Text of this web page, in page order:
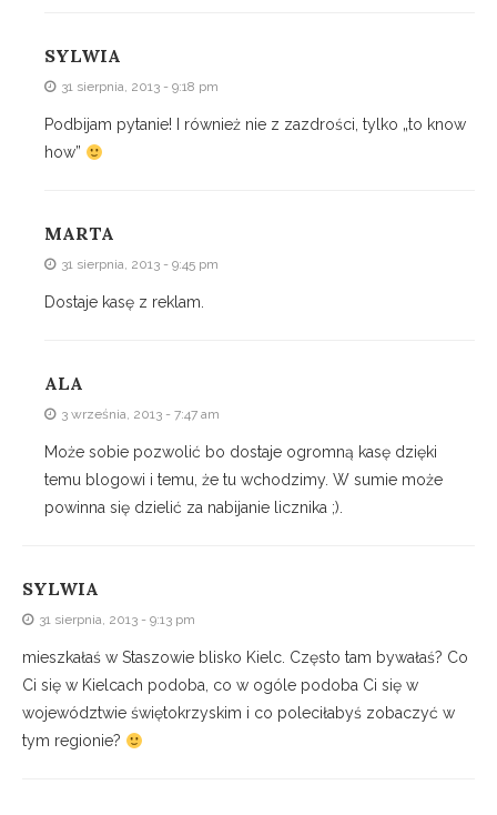
SYLWIA
31 sierpnia, 2013 - 9:18 pm
Podbijam pytanie! I również nie z zazdrości, tylko „to know
how”
MARTA
31 sierpnia, 2013 - 9:45 pm
Dostaje kasę z reklam.
ALA
3 września, 2013 - 7:47 am
Może sobie pozwolić bo dostaje ogromną kasę dzięki
temu blogowi i temu, że tu wchodzimy. W sumie może
powinna się dzielić za nabijanie licznika ;).
SYLWIA
31 sierpnia, 2013 - 9:13 pm
mieszkałaś w Staszowie blisko Kielc. Często tam bywałaś? Co
Ci się w Kielcach podoba, co w ogóle podoba Ci się w
województwie świętokrzyskim i co poleciłabyś zobaczyć w
tym regionie?